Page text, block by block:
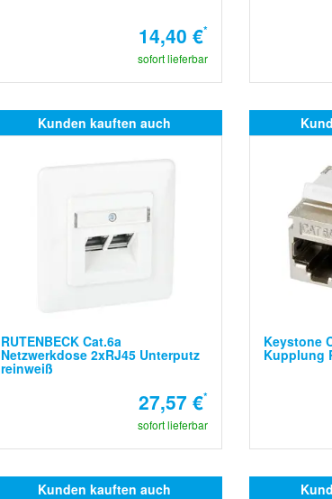
14,40 €*
sofort lieferbar
Kunden kauften auch
RUTENBECK Cat.6a
Netzwerkdose 2xRJ45 Unterputz
reinweiß
27,57 €*
sofort lieferbar
Keystone
Kupplung
Kunden kauften auch